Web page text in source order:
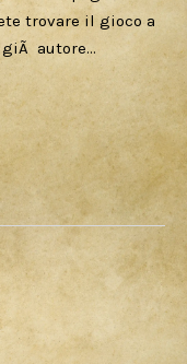
trovare il gioco a
giÃ autore…